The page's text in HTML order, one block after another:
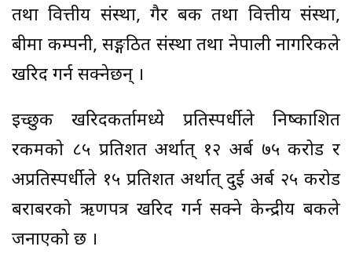
तथा वित्तीय संस्था, गैर बैंक तथा वित्तीय संस्था,
बीमा कम्पनी, सङ्गठित संस्था तथा नेपाली नागरिकले
खरिद गर्न सक्नेछन् ।
इच्छुक खरिदकर्तामध्ये प्रतिस्पर्धीले निष्काशित
रकमको ८५ प्रतिशत अर्थात् १२ अर्ब ७५ करोड र
अप्रतिस्पर्धीले १५ प्रतिशत अर्थात् दुई अर्ब २५ करोड
बराबरको ऋणपत्र खरिद गर्न सक्ने केन्द्रीय बैंकले
जनाएको छ ।